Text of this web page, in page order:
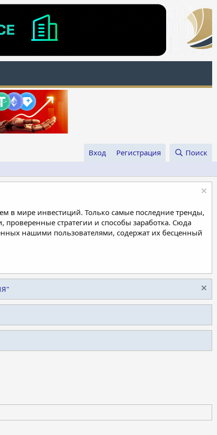
Вход Регистрация Поиск
в мире инвестиций. Только самые последние тренды,
стратегии и способы заработка. Сюда
нашими пользователями, содержат их бесценный